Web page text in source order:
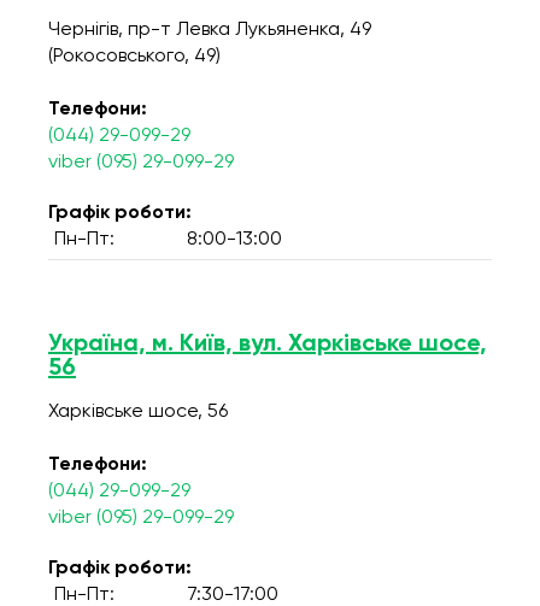
Чернігів, пр-т Левка Лукьяненка, 49
(Рокосовського, 49)
Телефони:
(044) 29-099-29
viber (095) 29-099-29
Графік роботи:
Пн-Пт:
8:00-13:00
Україна, м. Київ, вул. Харківське шосе,
56
Харківське шосе, 56
Телефони:
(044) 29-099-29
viber (095) 29-099-29
Графік роботи:
Пн-Пт:
7:30-17:00